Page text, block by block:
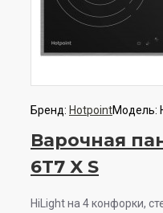
Бренд: HotpointМодель:
Варочная
6T7 X S
HiLight на 4 конфорки,